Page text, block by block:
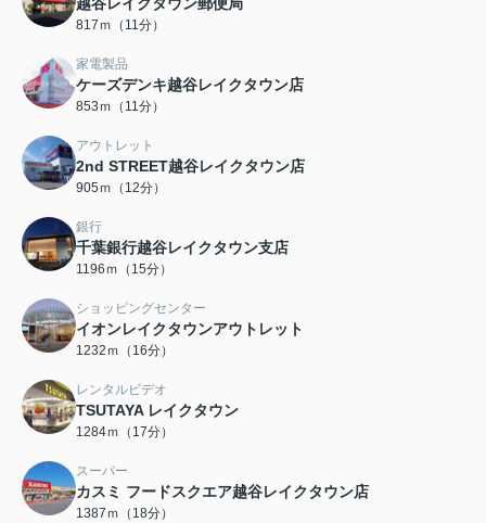
越谷レイクタウン郵便局
817ｍ（11分）
家電製品
ケーズデンキ越谷レイクタウン店
853ｍ（11分）
アウトレット
2nd STREET越谷レイクタウン店
905ｍ（12分）
銀行
千葉銀行越谷レイクタウン支店
1196ｍ（15分）
ショッピングセンター
イオンレイクタウンアウトレット
1232ｍ（16分）
レンタルビデオ
TSUTAYA レイクタウン
1284ｍ（17分）
スーパー
カスミ フードスクエア越谷レイクタウン店
1387ｍ（18分）